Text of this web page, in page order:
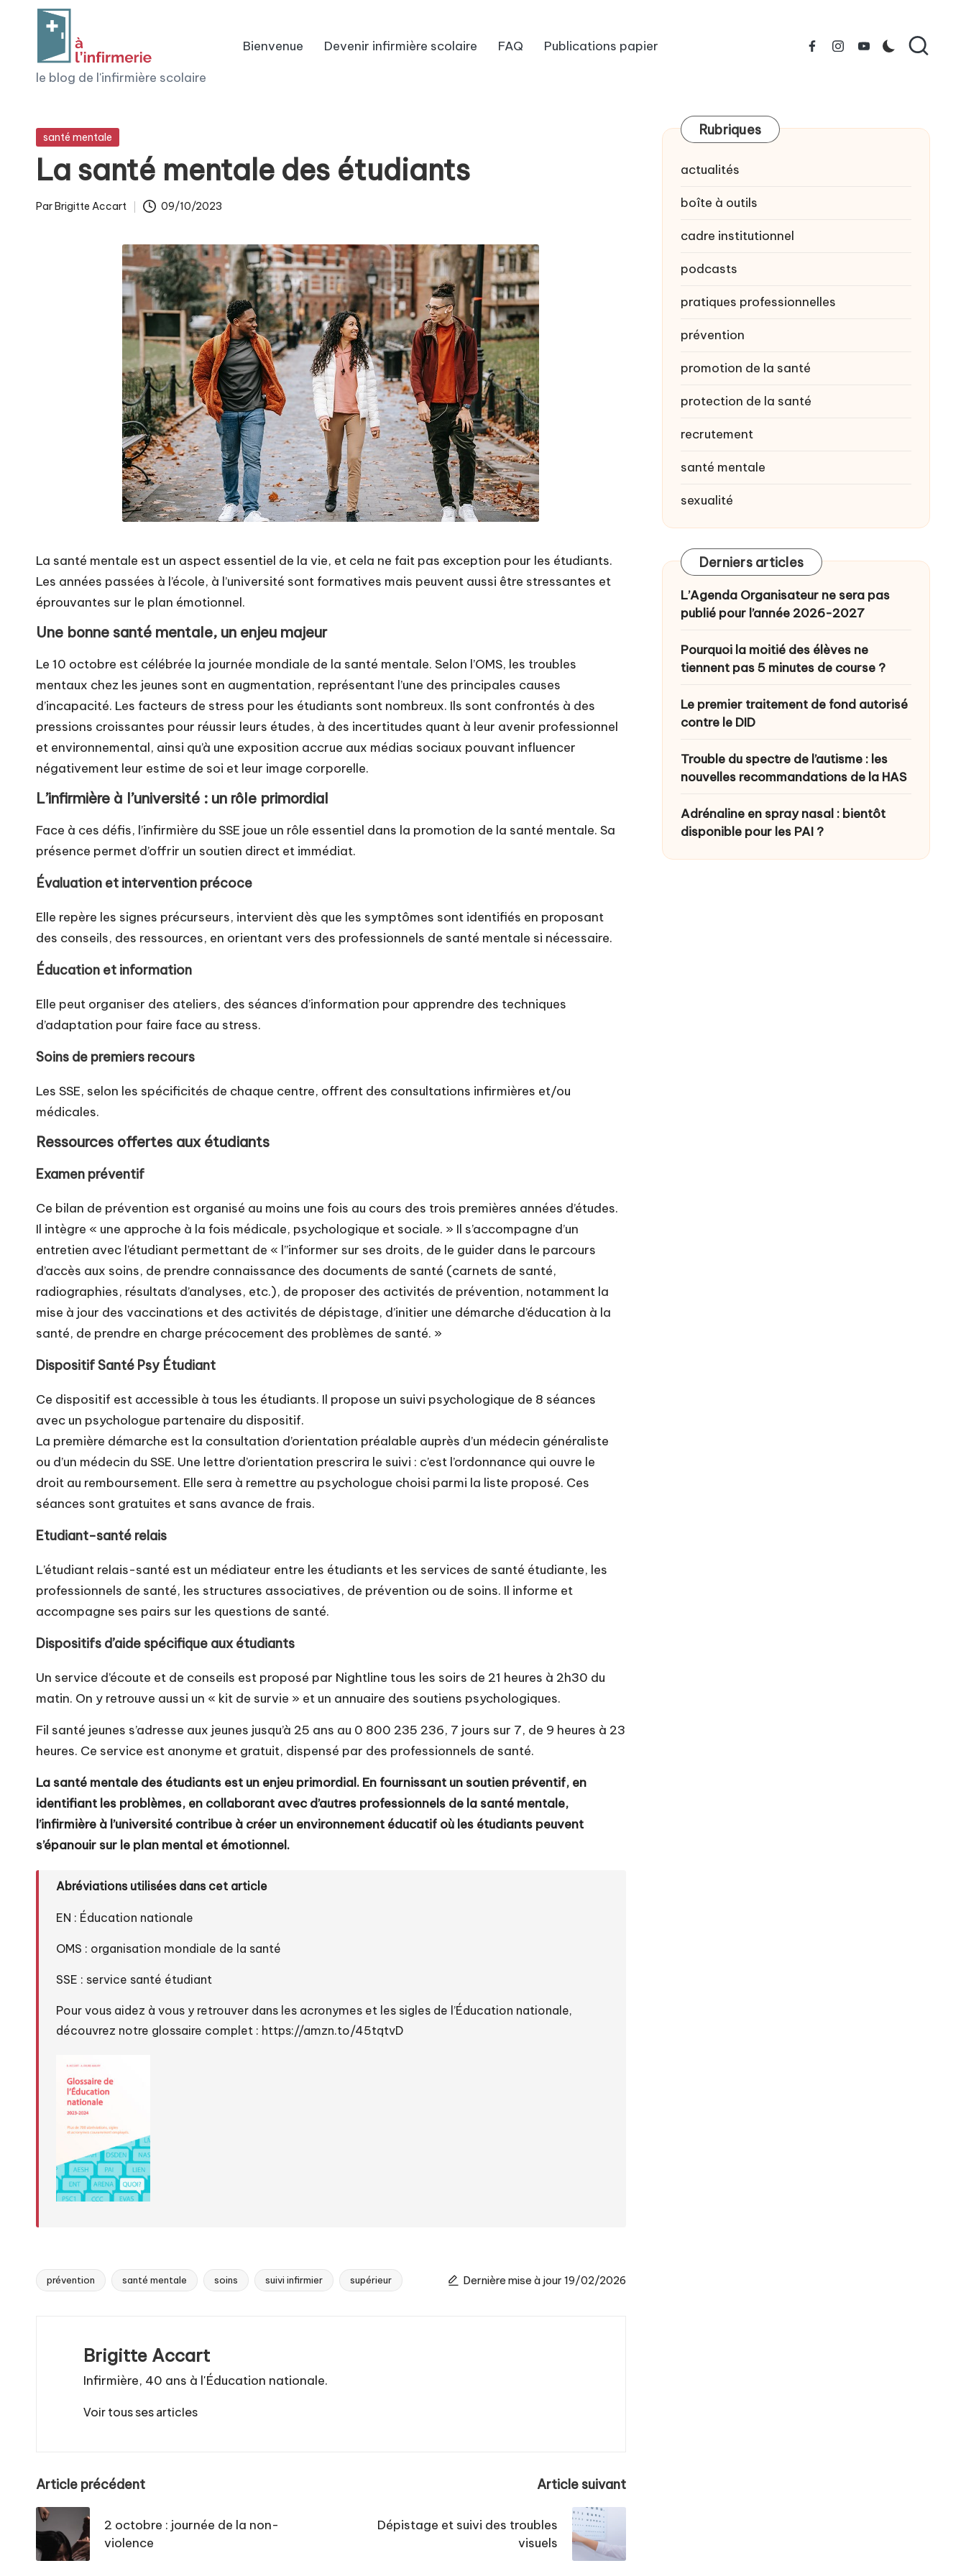
contentà
n
fi
r
le blog de l'infirmière scolaire
Bienvenue Devenir infirmière scolaire FAQ Publications papier Facebook
Instagram
YouTube
Posted
santé mentale
La santé mentale des étudiants
Posted
ParBrigitte Accart 09/10/2023
La santé mentale est un aspect essentiel de la vie, et cela ne fait pas exception pour les étudiants.
Les années passées à l’école, à l’université sont formatives mais peuvent aussi être stressantes et
éprouvantes sur le plan émotionnel.
Une bonne santé mentale, un enjeu majeur
Le 10 octobre est célébrée la journée mondiale de la santé mentale. Selon l’OMS, les troubles
mentaux chez les jeunes sont en augmentation, représentant l’une des principales causes
d’incapacité. Les facteurs de stress pour les étudiants sont nombreux. Ils sont confrontés à des
pressions croissantes pour réussir leurs études, à des incertitudes quant à leur avenir professionnel
et environnemental, ainsi qu’à une exposition accrue aux médias sociaux pouvant influencer
négativement leur estime de soi et leur image corporelle.
L’infirmière à l’université : un rôle primordial
Face à ces défis, l’infirmière du SSE joue un rôle essentiel dans la promotion de la santé mentale. Sa
présence permet d’offrir un soutien direct et immédiat.
Évaluation et intervention précoce
Elle repère les signes précurseurs, intervient dès que les symptômes sont identifiés en proposant
des conseils, des ressources, en orientant vers des professionnels de santé mentale si nécessaire.
Éducation et information
Elle peut organiser des ateliers, des séances d’information pour apprendre des techniques
d’adaptation pour faire face au stress.
Soins de premiers recours
Les SSE, selon les spécificités de chaque centre, offrent des consultations infirmières et/ou
médicales.
Ressources offertes aux étudiants
Examen préventif
Ce bilan de prévention est organisé au moins une fois au cours des trois premières années d’études.
Il intègre « une approche à la fois médicale, psychologique et sociale. » Il s’accompagne d’un
entretien avec l’étudiant permettant de « l’’informer sur ses droits, de le guider dans le parcours
d’accès aux soins, de prendre connaissance des documents de santé (carnets de santé,
radiographies, résultats d’analyses, etc.), de proposer des activités de prévention, notamment la
mise à jour des vaccinations et des activités de dépistage, d’initier une démarche d’éducation à la
santé, de prendre en charge précocement des problèmes de santé. »
Dispositif Santé Psy Étudiant
Ce dispositif est accessible à tous les étudiants. Il propose un suivi psychologique de 8 séances
avec un psychologue partenaire du dispositif.
La première démarche est la consultation d’orientation préalable auprès d’un médecin généraliste
ou d’un médecin du SSE. Une lettre d’orientation prescrira le suivi : c’est l’ordonnance qui ouvre le
droit au remboursement. Elle sera à remettre au psychologue choisi parmi la liste proposé. Ces
séances sont gratuites et sans avance de frais.
Etudiant-santé relais
L’étudiant relais-santé est un médiateur entre les étudiants et les services de santé étudiante, les
professionnels de santé, les structures associatives, de prévention ou de soins. Il informe et
accompagne ses pairs sur les questions de santé.
Dispositifs d’aide spécifique aux étudiants
Un service d’écoute et de conseils est proposé par Nightline tous les soirs de 21 heures à 2h30 du
matin. On y retrouve aussi un « kit de survie » et un annuaire des soutiens psychologiques.
Fil santé jeunes s’adresse aux jeunes jusqu’à 25 ans au 0 800 235 236, 7 jours sur 7, de 9 heures à 23
heures. Ce service est anonyme et gratuit, dispensé par des professionnels de santé.
La santé mentale des étudiants est un enjeu primordial. En fournissant un soutien préventif, en
identifiant les problèmes, en collaborant avec d’autres professionnels de la santé mentale,
l’infirmière à l’université contribue à créer un environnement éducatif où les étudiants peuvent
s’épanouir sur le plan mental et émotionnel.
Abréviations utilisées dans cet article
EN : Éducation nationale
OMS : organisation mondiale de la santé
SSE : service santé étudiant
Pour vous aidez à vous y retrouver dans les acronymes et les sigles de l’Éducation nationale,
découvrez notre glossaire complet : https://amzn.to/45tqtvD
Tags:
prévention santé mentale soins suivi infirmier supérieur Dernière mise à jour 19/02/2026
Brigitte Accart
Infirmière, 40 ans à l'Éducation nationale.
Voir tous ses articles
Post
navigation
Article précédent
2 octobre : journée de la non-
violence
Article suivant
Dépistage et suivi des troubles
visuels
Rubriques
actualités
boîte à outils
cadre institutionnel
podcasts
pratiques professionnelles
prévention
promotion de la santé
protection de la santé
recrutement
santé mentale
sexualité
Derniers articles
L’Agenda Organisateur ne sera pas
publié pour l’année 2026-2027
Pourquoi la moitié des élèves ne
tiennent pas 5 minutes de course ?
Le premier traitement de fond autorisé
contre le DID
Trouble du spectre de l’autisme : les
nouvelles recommandations de la HAS
Adrénaline en spray nasal : bientôt
disponible pour les PAI ?